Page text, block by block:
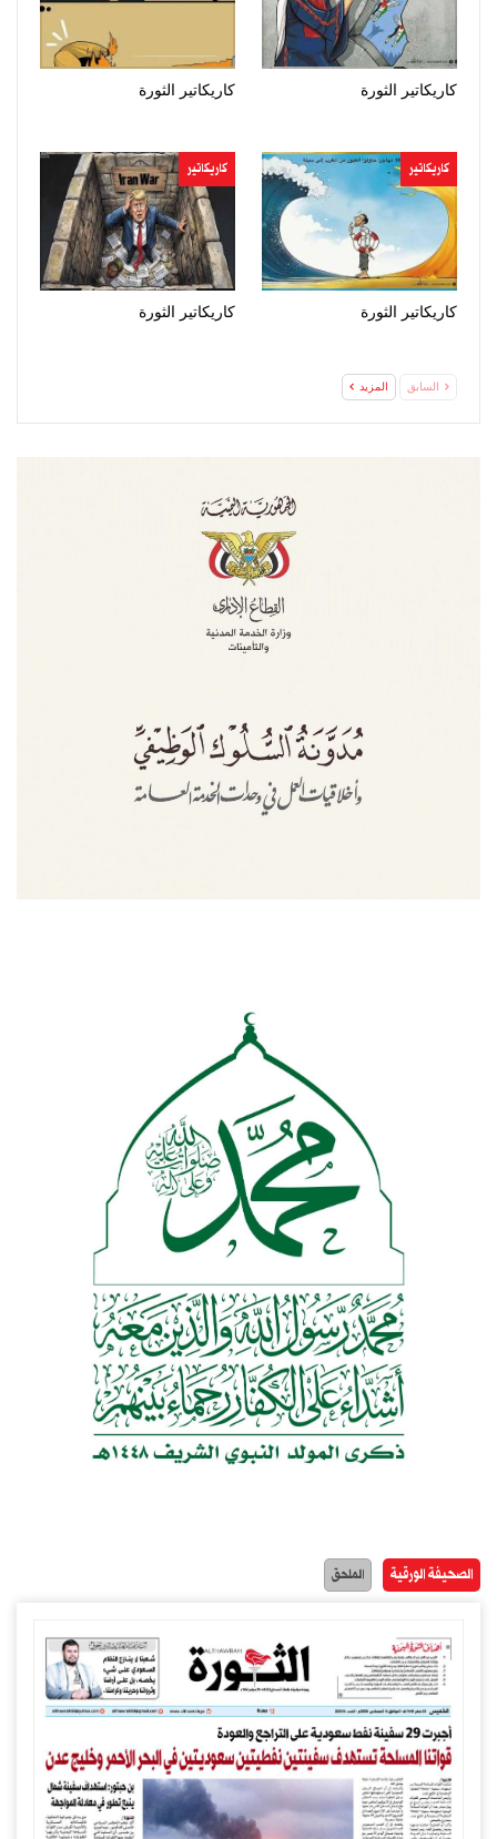
كاريكاتير الثورة كاريكاتير الثورة
كاريكاتير
كاريكاتير الثورة
كاريكاتير
كاريكاتير الثورة
السابق المزيد
الصحيفة الورقية الملحق